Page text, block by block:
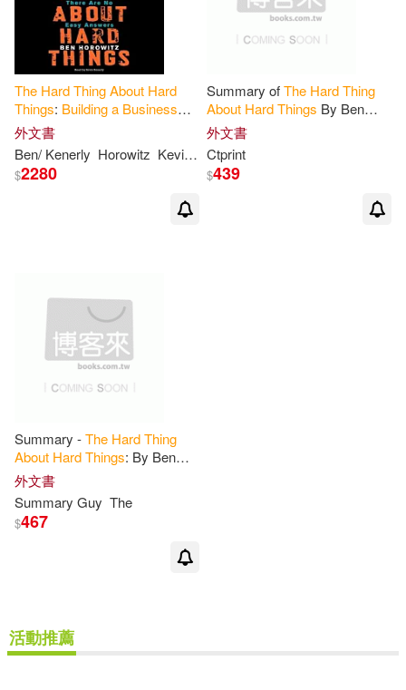
可新加坡店取(6)
可菲律賓店取(6)
電子書 (可複選)
適合手機平板閱讀(1)
現在可購買商品(3)
價格
The HardThingAbout Hard
Things: Buildinga Business
WhenThere
Answers
外文書
Ben/ Kenerly Horowitz Kevin (NRT)
$2280
Summary ofThe HardThing
About HardThings By Ben
Horowitz -
WhenThere
Answers
外文書
Ctprint
$439
Summary -The HardThing
About HardThings: By Ben
Horowitz -
WhenThere
Answers
外文書
Summary Guy The
$467
活動推薦